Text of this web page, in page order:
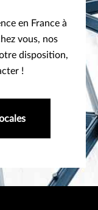
en France à
vous, nos
disposition,
!